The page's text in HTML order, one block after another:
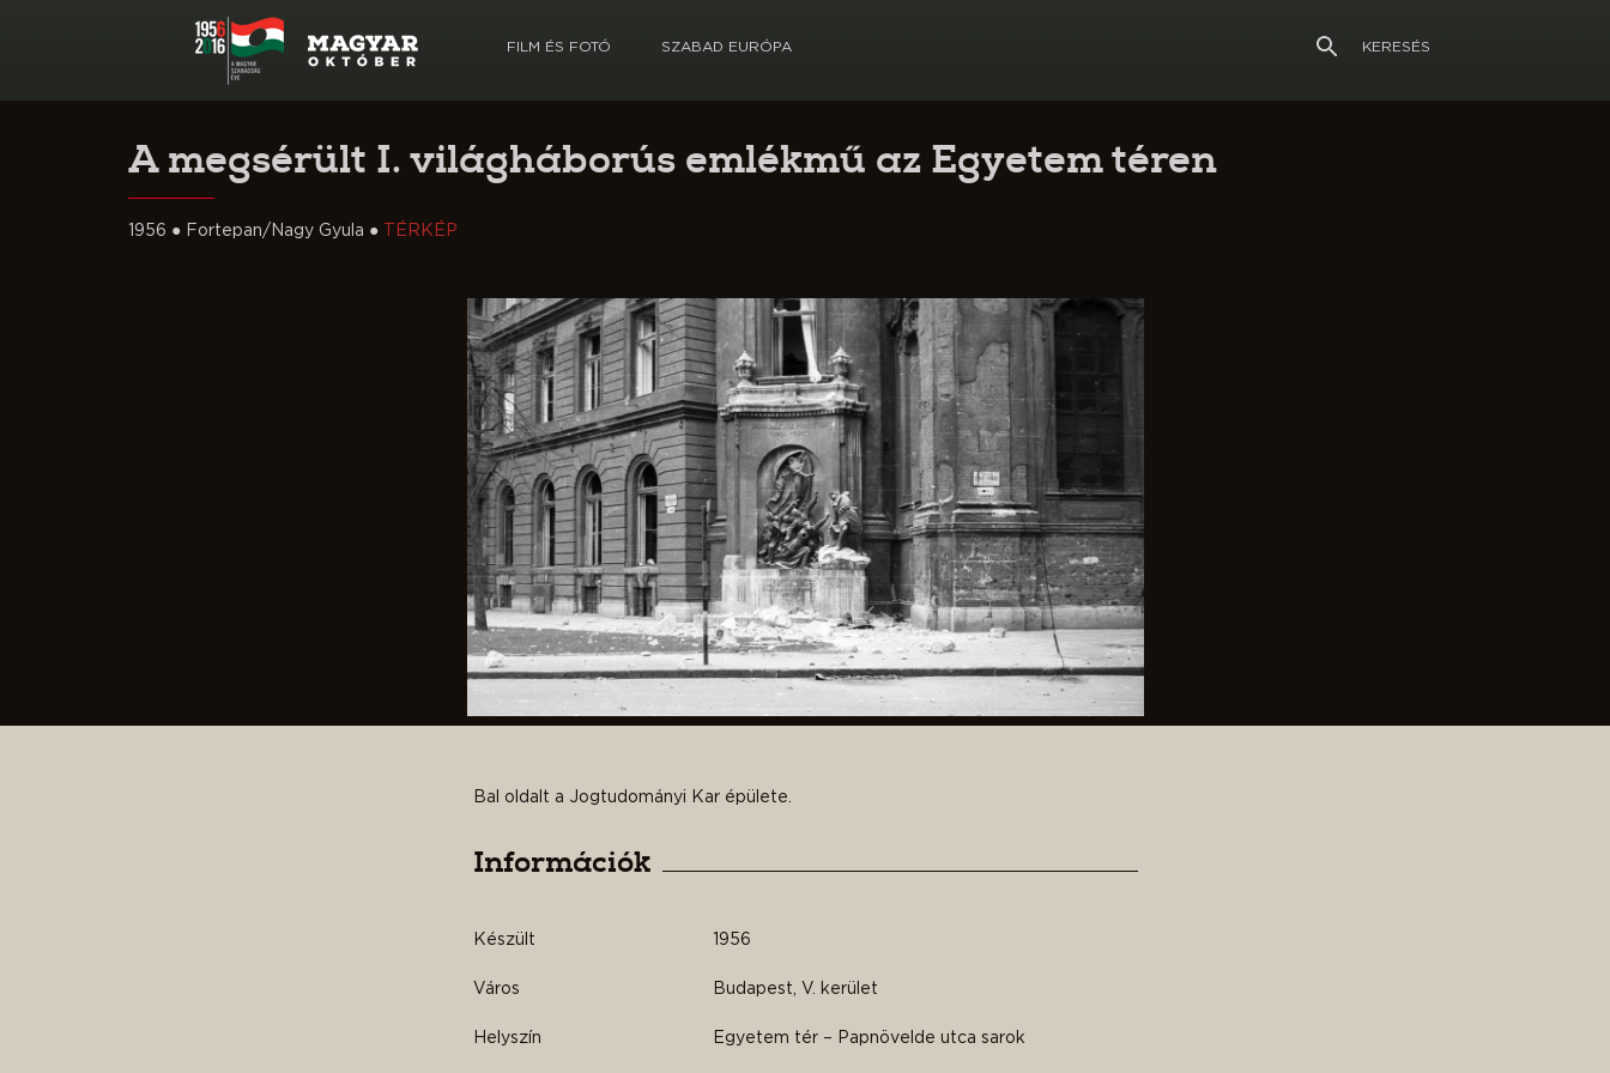
FILM ÉS FOTÓ SZABAD EURÓPA KERESÉS
A megsérült I. világháborús emlékmű az Egyetem téren
1956 ● Fortepan/Nagy Gyula ● TÉRKÉP
Bal oldalt a Jogtudományi Kar épülete.
Információk
Készült 1956
Város Budapest, V. kerület
Helyszín Egyetem tér – Papnövelde utca sarok